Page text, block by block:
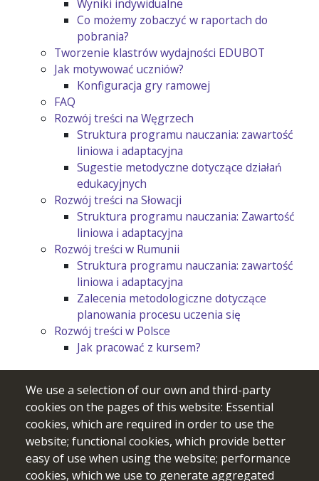
Wyniki indywidualne
Co możemy zobaczyć w raportach do
pobrania?
Tworzenie klastrów wydajności EDUBOT
Jak motywować uczniów?
Konfiguracja gry ramowej
FAQ
Rozwój treści na Węgrzech
Struktura programu nauczania: zawartość
liniowa i adaptacyjna
Sugestie metodyczne dotyczące działań
edukacyjnych
Rozwój treści na Słowacji
Struktura programu nauczania: Zawartość
liniowa i adaptacyjna
Rozwój treści w Rumunii
Struktura programu nauczania: zawartość
liniowa i adaptacyjna
Zalecenia metodologiczne dotyczące
planowania procesu uczenia się
Rozwój treści w Polsce
Jak pracować z kursem?
We use a selection of our own and third-party
cookies on the pages of this website: Essential
cookies, which are required in order to use the
website; functional cookies, which provide better
easy of use when using the website; performance
cookies, which we use to generate aggregated